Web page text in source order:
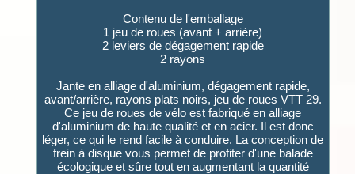
Contenu de l'emballage
1 jeu de roues (avant + arrière)
2 leviers de dégagement rapide
2 rayons
Jante en alliage d'aluminium, dégagement rapide,
avant/arrière, rayons plats noirs, jeu de roues VTT 29.
Ce jeu de roues de vélo est fabriqué en alliage
d'aluminium de haute qualité et en acier. Il est donc
léger, ce qui le rend facile à conduire. La conception de
frein à disque vous permet de profiter d'une balade
écologique et sûre tout en augmentant la quantité